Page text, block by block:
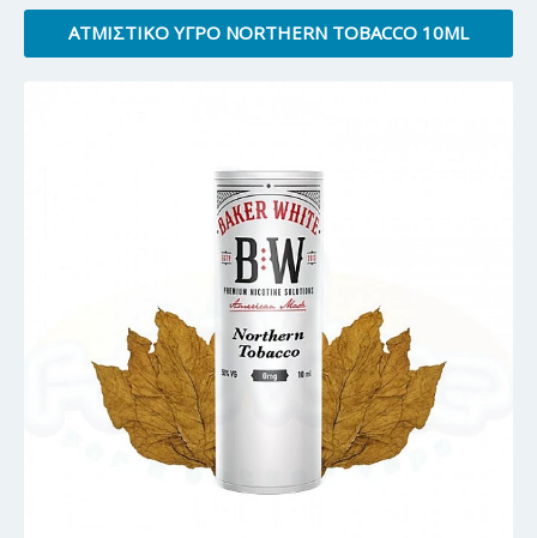
ΑΤΜΙΣΤΙΚΌ ΥΓΡΌ NORTHERN TOBACCO 10ML